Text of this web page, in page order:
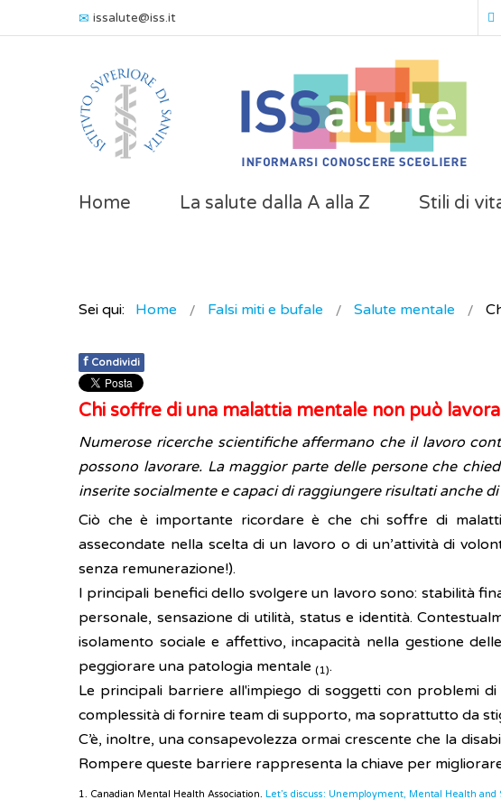
issalute@iss.it
Home La salute dalla A alla Z Stili di
Sei qui: Home Falsi miti e bufale Salute mentale
f Condividi
Chi soffre di una malattia mentale non può
Numerose ricerche scientifiche affermano che il lavoro
possono lavorare. La maggior parte delle persone che
inserite socialmente e capaci di raggiungere risultati anche
Ciò che è importante ricordare è che chi soffre di
assecondate nella scelta di un lavoro o di un’attività di
senza remunerazione!).
I principali benefici dello svolgere un lavoro sono: stabilità
personale, sensazione di utilità, status e identità.
isolamento sociale e affettivo, incapacità nella gestione
peggiorare una patologia mentale (1).
Le principali barriere all'impiego di soggetti con problemi
complessità di fornire team di supporto, ma soprattutto da
C’è, inoltre, una consapevolezza ormai crescente che la
Rompere queste barriere rappresenta la chiave per
1. Canadian Mental Health Association. Let’s discuss: Unemployment, Mental Health and